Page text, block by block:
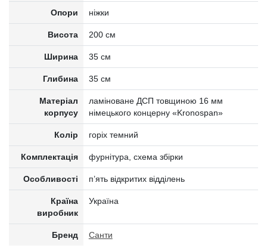
Опори ніжки
Висота 200 см
Ширина 35 см
Глибина 35 см
Матеріал
корпусу
ламіноване ДСП товщиною 16 мм
німецького концерну «Kronospan»
Колір горіх темний
Комплектація фурнітура, схема збірки
Особливості п’ять відкритих відділень
Країна
виробник
Україна
Бренд Санти